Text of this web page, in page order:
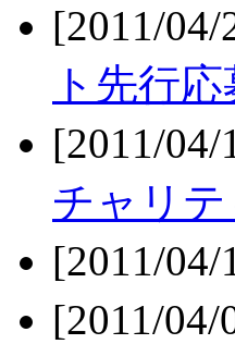
[2011/
ト先行
[2011/
チャリ
[2011/
[2011/